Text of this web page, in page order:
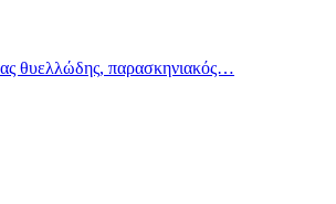
θυελλώδης, παρασκηνιακός…